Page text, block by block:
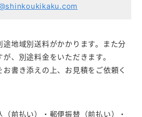
途地域別送料がかかります。また分
、別途料金をいただきます。
書き添えの上、お見積をご依頼く
前払い）・郵便振替（前払い）・